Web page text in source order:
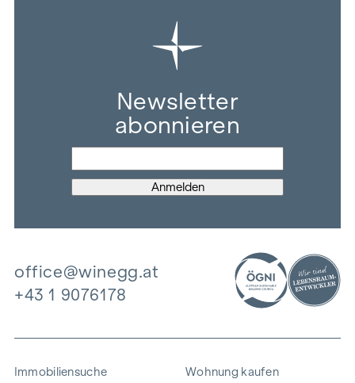
Newsletter
abonnieren
office@winegg.at
+43 1 9076178
Immobiliensuche
Wohnung kaufen